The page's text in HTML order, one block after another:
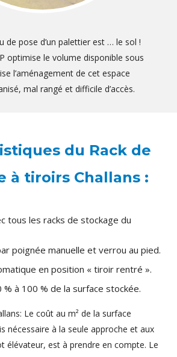
de pose d’un palettier est … le sol !
optimise le volume disponible sous
l’aménagement de cet espace
mal rangé et difficile d’accès.
du Rack de
à tiroirs Challans :
tous les racks de stockage du
poignée manuelle et verrou au pied.
en position « tiroir rentré ».
à 100 % de la surface stockée.
Le coût au m² de la surface
nécessaire à la seule approche et aux
élévateur, est à prendre en compte. Le